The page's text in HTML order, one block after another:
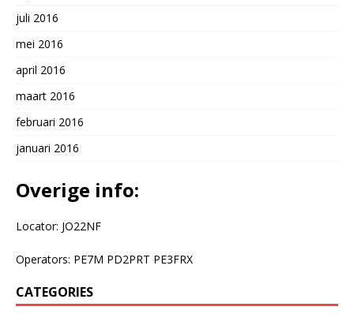
juli 2016
mei 2016
april 2016
maart 2016
februari 2016
januari 2016
Overige info:
Locator: JO22NF
Operators: PE7M PD2PRT PE3FRX
CATEGORIES